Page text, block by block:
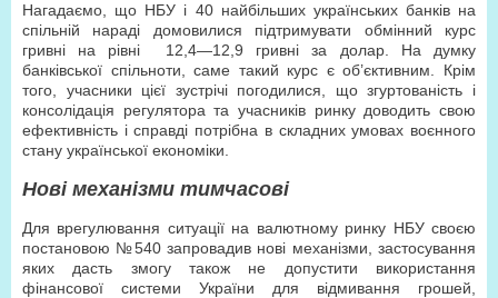
Нагадаємо, що НБУ і 40 найбільших українських банків на
спільній нараді домовилися підтримувати обмінний курс
гривні на рівні
12,4—12,9 гривні за долар. На думку
банківської спільноти, саме такий курс є об’єктивним. Крім
того, учасники цієї зустрічі погодилися, що згуртованість і
консолідація регулятора та учасників ринку доводить свою
ефективність і справді потрібна в складних умовах воєнного
стану української економіки.
Нові механізми тимчасові
Для врегулювання ситуації на валютному ринку НБУ своєю
постановою №540 запровадив нові механізми, застосування
яких дасть змогу також не допустити використання
фінансової системи України для відмивання грошей,